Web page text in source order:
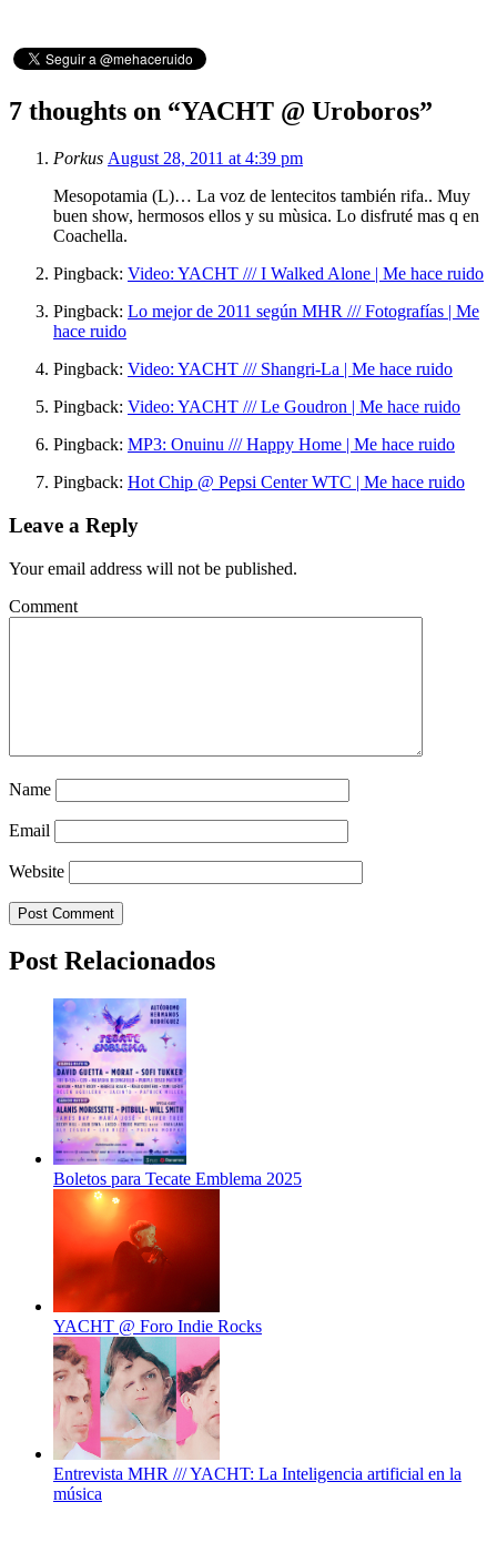
7 thoughts on “YACHT @ Uroboros”
Porkus August 28, 2011 at 4:39 pm
Mesopotamia (L)… La voz de lentecitos también rifa.. Muy
buen show, hermosos ellos y su mùsica. Lo disfruté mas q en
Coachella.
Pingback: Video: YACHT /// I Walked Alone | Me hace ruido
Pingback: Lo mejor de 2011 según MHR /// Fotografías | Me
hace ruido
Pingback: Video: YACHT /// Shangri-La | Me hace ruido
Pingback: Video: YACHT /// Le Goudron | Me hace ruido
Pingback: MP3: Onuinu /// Happy Home | Me hace ruido
Pingback: Hot Chip @ Pepsi Center WTC | Me hace ruido
Leave a Reply
Your email address will not be published.
Comment
Name
Email
Website
Post Relacionados
Boletos para Tecate Emblema 2025
YACHT @ Foro Indie Rocks
Entrevista MHR /// YACHT: La Inteligencia artificial en la
música